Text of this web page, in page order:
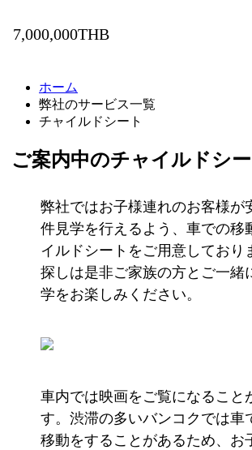
7,000,000THB
ホーム
弊社のサービス一覧
チャイルドシート
ご案内中のチャイルドシ
弊社ではお子様連れのお客様が
件見学を行えるよう、車での移
イルドシートをご用意しており
探しは是非ご家族の方とご一緒
学をお楽しみください。
車内では映画をご覧になること
す。渋滞の多いバンコクでは車
移動をすることがあるため、お